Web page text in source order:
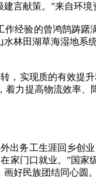
言献策。”来自环
验的曾鸿鹄踌躇
林田湖草海湿地
实现质的有效提
力提高物流效率
务工生涯回乡创
家门口就业。”国
好民族团结同心圆。